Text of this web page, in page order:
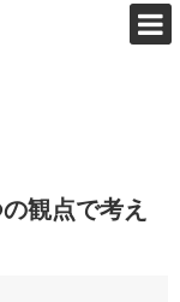
観点で考え